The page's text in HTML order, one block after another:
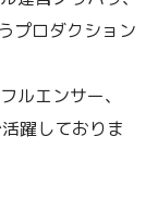
プロダクション
ルエンサー、
躍しておりま